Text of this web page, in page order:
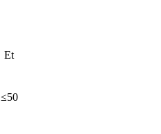
Et
≤50